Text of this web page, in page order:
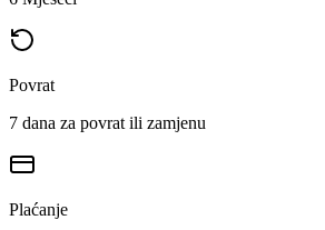
Povrat
7 dana za povrat ili zamjenu
Plaćanje